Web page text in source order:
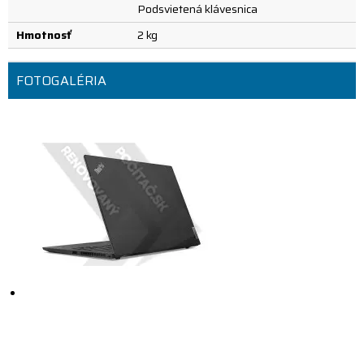
Podsvietená klávesnica
Hmotnosť
2 kg
FOTOGALÉRIA